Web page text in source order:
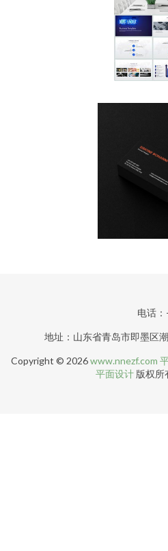
电话：-
地址：山东省青岛市即墨区
Copyright © 2026www.nnezf.com
平面设计版权所